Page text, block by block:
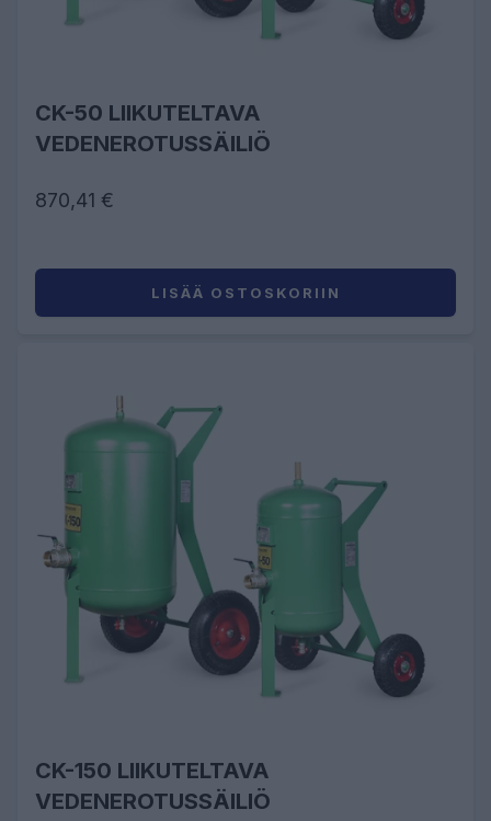
CK-50 LIIKUTELTAVA
VEDENEROTUSSÄILIÖ
870,41 €
LISÄÄ OSTOSKORIIN
CK-150 LIIKUTELTAVA
VEDENEROTUSSÄILIÖ